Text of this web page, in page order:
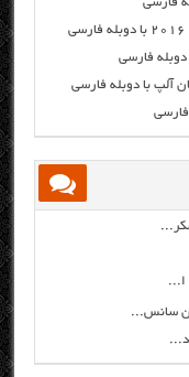
آلپ با دوبله فارسی
ا...